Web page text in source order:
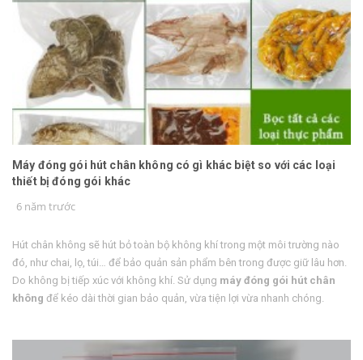
Máy đóng gói hút chân không có gì khác biệt so với các loại
thiết bị đóng gói khác
6 năm trước
Hút chân không sẽ hút bỏ toàn bộ không khí trong một môi trường nào
đó, như chai, lọ, túi… để bảo quản sản phẩm bên trong được giữ lâu hơn.
Do không bị tiếp xúc với không khí. Sử dụng máy đóng gói hút chân
không để kéo dài thời gian bảo quản, vừa tiện lợi vừa nhanh chóng.